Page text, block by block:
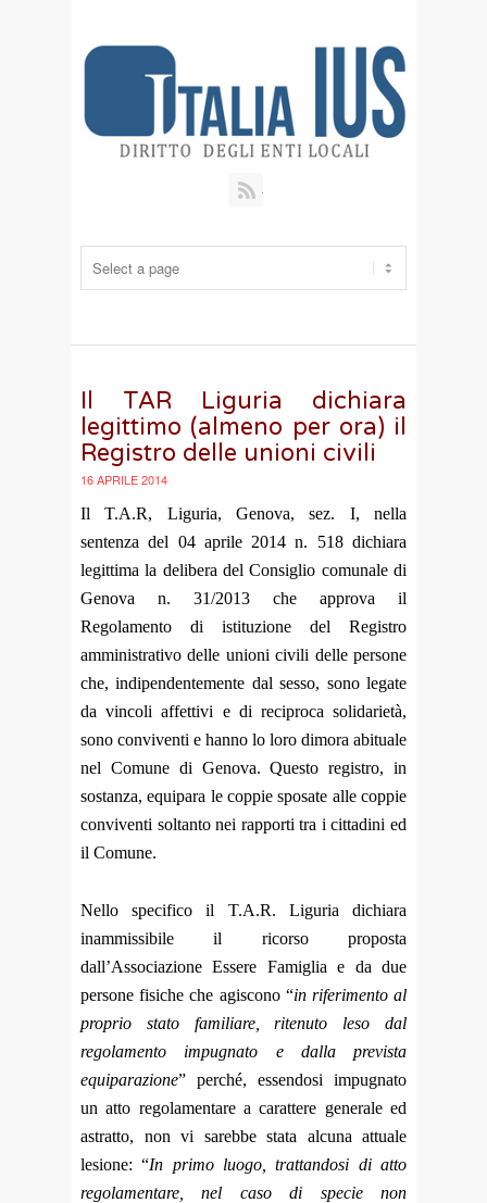
Il TAR Liguria dichiara
legittimo (almeno per ora) il
Registro delle unioni civili
16 APRILE 2014
Il T.A.R, Liguria, Genova, sez. I, nella
sentenza del 04 aprile 2014 n. 518 dichiara
legittima la delibera del Consiglio comunale di
Genova n. 31/2013 che approva il
Regolamento di istituzione del Registro
amministrativo delle unioni civili delle persone
che, indipendentemente dal sesso, sono legate
da vincoli affettivi e di reciproca solidarietà,
sono conviventi e hanno lo loro dimora abituale
nel Comune di Genova. Questo registro, in
sostanza, equipara le coppie sposate alle coppie
conviventi soltanto nei rapporti tra i cittadini ed
il Comune.
Nello specifico il T.A.R. Liguria dichiara
inammissibile il ricorso proposta
dall’Associazione Essere Famiglia e da due
persone fisiche che agiscono “in riferimento al
proprio stato familiare, ritenuto leso dal
regolamento impugnato e dalla prevista
equiparazione” perché, essendosi impugnato
un atto regolamentare a carattere generale ed
astratto, non vi sarebbe stata alcuna attuale
lesione: “In primo luogo, trattandosi di atto
regolamentare, nel caso di specie non